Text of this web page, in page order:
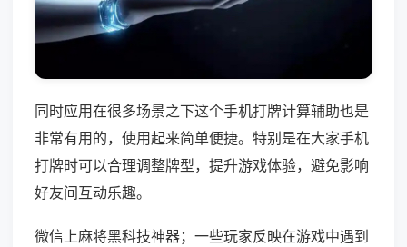
同时应用在很多场景之下这个手机打牌计算辅助也是
非常有用的，使用起来简单便捷。特别是在大家手机
打牌时可以合理调整牌型，提升游戏体验，避免影响
好友间互动乐趣。
微信上麻将黑科技神器；一些玩家反映在游戏中遇到